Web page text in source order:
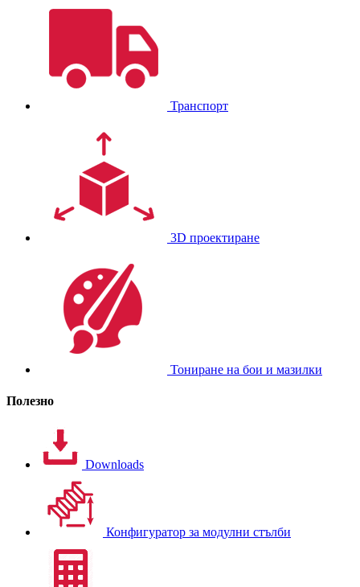
Транспорт
3D проектиране
Тониране на бои и мазилки
Полезно
Downloads
Конфигуратор за модулни стълби